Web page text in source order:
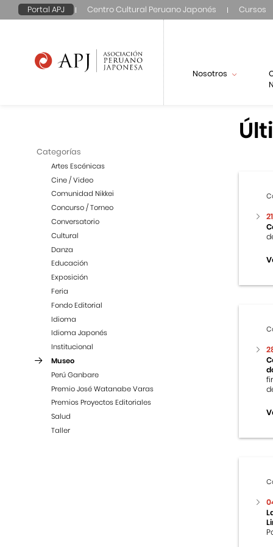
Portal APJ Centro Cultural Peruano Japonés Cursos
Nosotros
Categorías
Artes Escénicas
Cine / Video
Comunidad Nikkei
Concurso / Torneo
Conversatorio
Cultural
Danza
Educación
Exposición
Feria
Fondo Editorial
Idioma
Idioma Japonés
Institucional
Museo
Perú Ganbare
Premio José Watanabe Varas
Premios Proyectos Editoriales
Salud
Taller